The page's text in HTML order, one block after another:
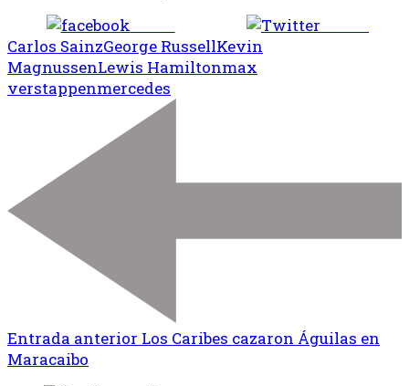
Carlos SainzGeorge RussellKevin
MagnussenLewis Hamiltonmax
verstappenmercedes
Entrada anterior Los Caribes cazaron Águilas en
Maracaibo